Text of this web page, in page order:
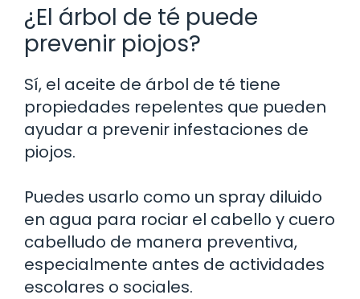
¿El árbol de té puede
prevenir piojos?
Sí, el aceite de árbol de té tiene
propiedades repelentes que pueden
ayudar a prevenir infestaciones de
piojos.
Puedes usarlo como un spray diluido
en agua para rociar el cabello y cuero
cabelludo de manera preventiva,
especialmente antes de actividades
escolares o sociales.